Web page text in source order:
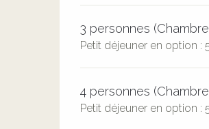
3 personnes
Petit déjeuner en option :
4 personnes
Petit déjeuner en option :